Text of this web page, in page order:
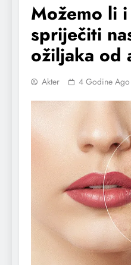
Možemo li
spriječiti
ožiljaka od
Akter 4 Godine Ago